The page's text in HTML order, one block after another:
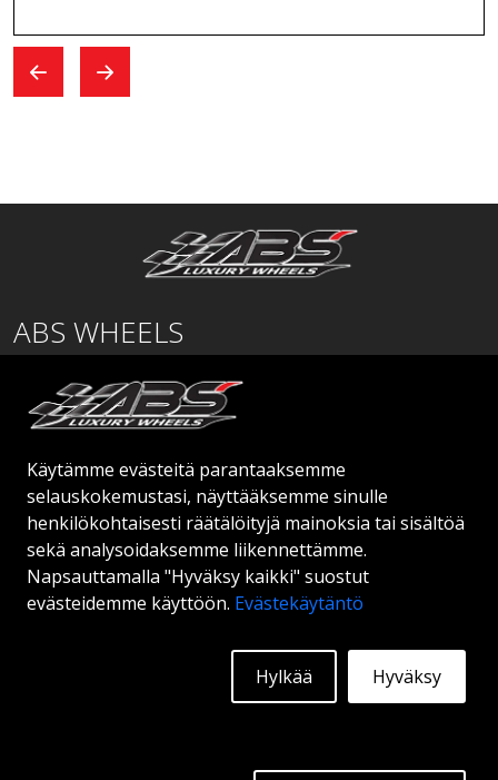
Käytämme evästeitä parantaaksemme
selauskokemustasi, näyttääksemme sinulle
henkilökohtaisesti räätälöityjä mainoksia tai sisältöä
sekä analysoidaksemme liikennettämme.
Napsauttamalla "Hyväksy kaikki" suostut
evästeidemme käyttöön. Evästekäytäntö
Hyväksy
Hylkää
ABS WHEELS
01530 Vantaa
SUOMI
order@abswheels.com